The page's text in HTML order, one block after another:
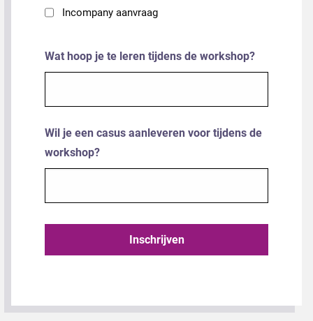
Incompany aanvraag
Wat hoop je te leren tijdens de workshop?
Wil je een casus aanleveren voor tijdens de
workshop?